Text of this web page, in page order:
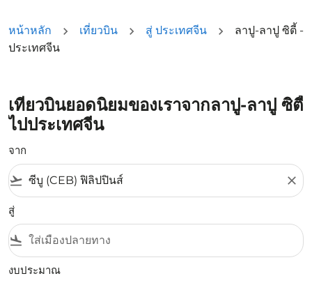
หน้าหลัก เที่ยวบิน สู่ ประเทศจีน
ลาปู-ลาปู ซิตี้ -
ประเทศจีน
เที่ยวบินยอดนิยมของเราจากลาปู-ลาปู ซิตี้
ไปประเทศจีน
จาก
flight_takeoff close
สู่
flight_land
งบประมาณ